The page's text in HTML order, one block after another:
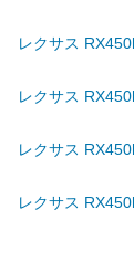
レクサス
レクサス
レクサス
レクサス